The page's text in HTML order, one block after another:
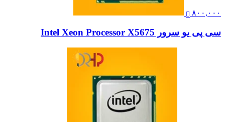
۸۰۰,۰۰۰
سی پی یو سرور Intel Xeon Processor X5675